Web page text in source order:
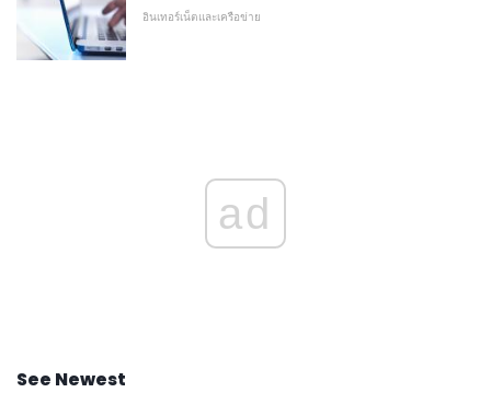
อินเทอร์เน็ตและเครือข่าย
ad
See Newest